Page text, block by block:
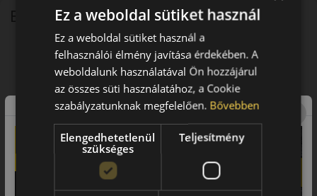
EU-s abroncscímke
Ez a weboldal sütiket használ
Ez a weboldal sütiket használ a
felhasználói élmény javítása érdekében. A
weboldalunk használatával Ön hozzájárul
az összes süti használatához, a Cookie
szabályzatunknak megfelelően. Bővebben
Elengedhetetlenül
szükséges
Teljesítmény